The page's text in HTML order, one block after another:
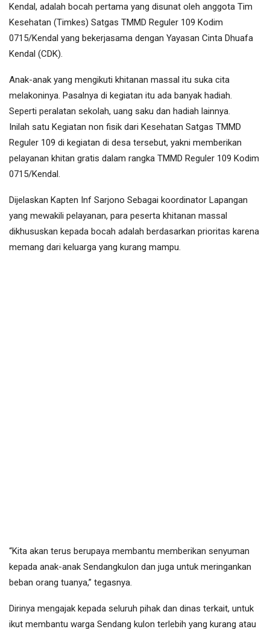
Kendal, adalah bocah pertama yang disunat oleh anggota Tim
Kesehatan (Timkes) Satgas TMMD Reguler 109 Kodim
0715/Kendal yang bekerjasama dengan Yayasan Cinta Dhuafa
Kendal (CDK).
Anak-anak yang mengikuti khitanan massal itu suka cita
melakoninya. Pasalnya di kegiatan itu ada banyak hadiah.
Seperti peralatan sekolah, uang saku dan hadiah lainnya.
Inilah satu Kegiatan non fisik dari Kesehatan Satgas TMMD
Reguler 109 di kegiatan di desa tersebut, yakni memberikan
pelayanan khitan gratis dalam rangka TMMD Reguler 109 Kodim
0715/Kendal.
Dijelaskan Kapten Inf Sarjono Sebagai koordinator Lapangan
yang mewakili pelayanan, para peserta khitanan massal
dikhususkan kepada bocah adalah berdasarkan prioritas karena
memang dari keluarga yang kurang mampu.
“Kita akan terus berupaya membantu memberikan senyuman
kepada anak-anak Sendangkulon dan juga untuk meringankan
beban orang tuanya,” tegasnya.
Dirinya mengajak kepada seluruh pihak dan dinas terkait, untuk
ikut membantu warga Sendang kulon terlebih yang kurang atau